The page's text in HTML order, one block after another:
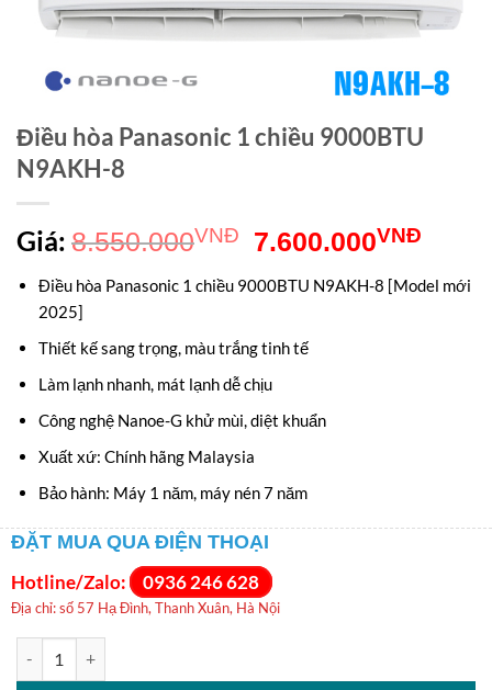
Điều hòa Panasonic 1 chiều 9000BTU
N9AKH-8
Giá: 8.550.000VNĐ
Giá
gốc
8.550.000VNĐ.
7.600.000VNĐGiá
hiện
Điều hòa Panasonic 1 chiều 9000BTU N9AKH-8 [Model mới
2025]
Thiết kế sang trọng, màu trắng tinh tế
Làm lạnh nhanh, mát lạnh dễ chịu
Công nghệ Nanoe-G khử mùi, diệt khuẩn
Xuất xứ: Chính hãng Malaysia
Bảo hành: Máy 1 năm, máy nén 7 năm
ĐẶT MUA QUA ĐIỆN THOẠI
Hotline/Zalo: 0936 246 628
Địa chỉ: số 57 Hạ Đình, Thanh Xuân, Hà Nội